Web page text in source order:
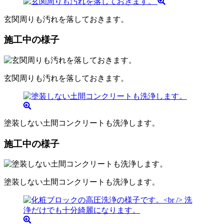
玄関周りも汚れを落しておきます。
施工中の様子
玄関周りも汚れを落しておきます。
塗装しない土間コンクリートも洗浄します。
施工中の様子
塗装しない土間コンクリートも洗浄します。